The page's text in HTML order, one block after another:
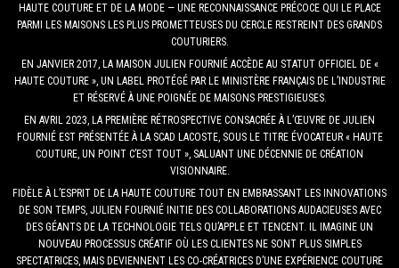
HAUTE COUTURE ET DE LA MODE — UNE RECONNAISSANCE PRÉCOCE QUI LE PLACE
PARMI LES MAISONS LES PLUS PROMETTEUSES DU CERCLE RESTREINT DES GRANDS
COUTURIERS.
EN JANVIER 2017, LA MAISON JULIEN FOURNIÉ ACCÈDE AU STATUT OFFICIEL DE «
HAUTE COUTURE », UN LABEL PROTÉGÉ PAR LE MINISTÈRE FRANÇAIS DE L’INDUSTRIE
ET RÉSERVÉ À UNE POIGNÉE DE MAISONS PRESTIGIEUSES.
EN AVRIL 2023, LA PREMIÈRE RÉTROSPECTIVE CONSACRÉE À L’ŒUVRE DE JULIEN
FOURNIÉ EST PRÉSENTÉE À LA SCAD LACOSTE, SOUS LE TITRE ÉVOCATEUR « HAUTE
COUTURE, UN POINT C’EST TOUT », SALUANT UNE DÉCENNIE DE CRÉATION
VISIONNAIRE.
FIDÈLE À L’ESPRIT DE LA HAUTE COUTURE TOUT EN EMBRASSANT LES INNOVATIONS
DE SON TEMPS, JULIEN FOURNIÉ INITIE DES COLLABORATIONS AUDACIEUSES AVEC
DES GÉANTS DE LA TECHNOLOGIE TELS QU’APPLE ET TENCENT. IL IMAGINE UN
NOUVEAU PROCESSUS CRÉATIF OÙ LES CLIENTES NE SONT PLUS SIMPLES
SPECTATRICES, MAIS DEVIENNENT LES CO-CRÉATRICES D’UNE EXPÉRIENCE COUTURE